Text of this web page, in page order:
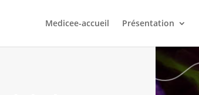
Medicee-accueil Présentation